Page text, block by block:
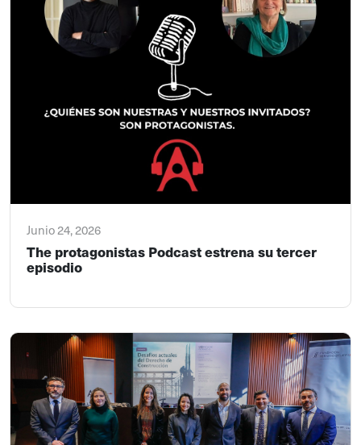
Junio 24, 2026
The protagonistas Podcast estrena su tercer
episodio